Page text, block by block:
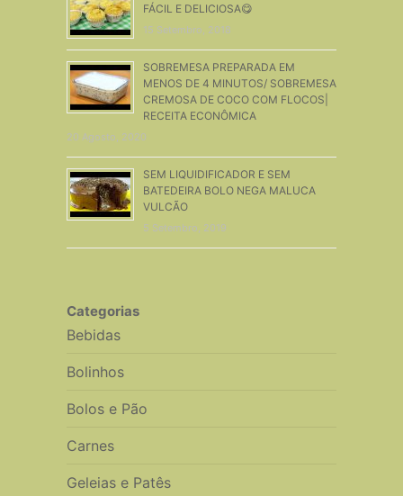
FÁCIL E DELICIOSA😋
15 Setembro, 2018
SOBREMESA PREPARADA EM
MENOS DE 4 MINUTOS/ SOBREMESA
CREMOSA DE COCO COM FLOCOS|
RECEITA ECONÔMICA
20 Agosto, 2020
SEM LIQUIDIFICADOR E SEM
BATEDEIRA BOLO NEGA MALUCA
VULCÃO
5 Setembro, 2019
Categorias
Bebidas
Bolinhos
Bolos e Pão
Carnes
Geleias e Patês